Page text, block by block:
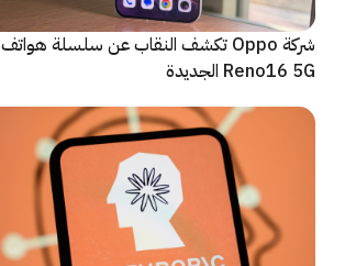
شركة Oppo تكشف النقاب عن سلسلة هواتف
Reno16 5G الجديدة